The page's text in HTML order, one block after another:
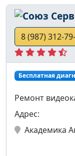
8 (987) 312-
Бесплатная
Ремонт
Адрес:
Академика